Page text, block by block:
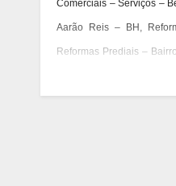
Comerciais – Serviços –
Aarão Reis – BH,
Reformas Prediais –